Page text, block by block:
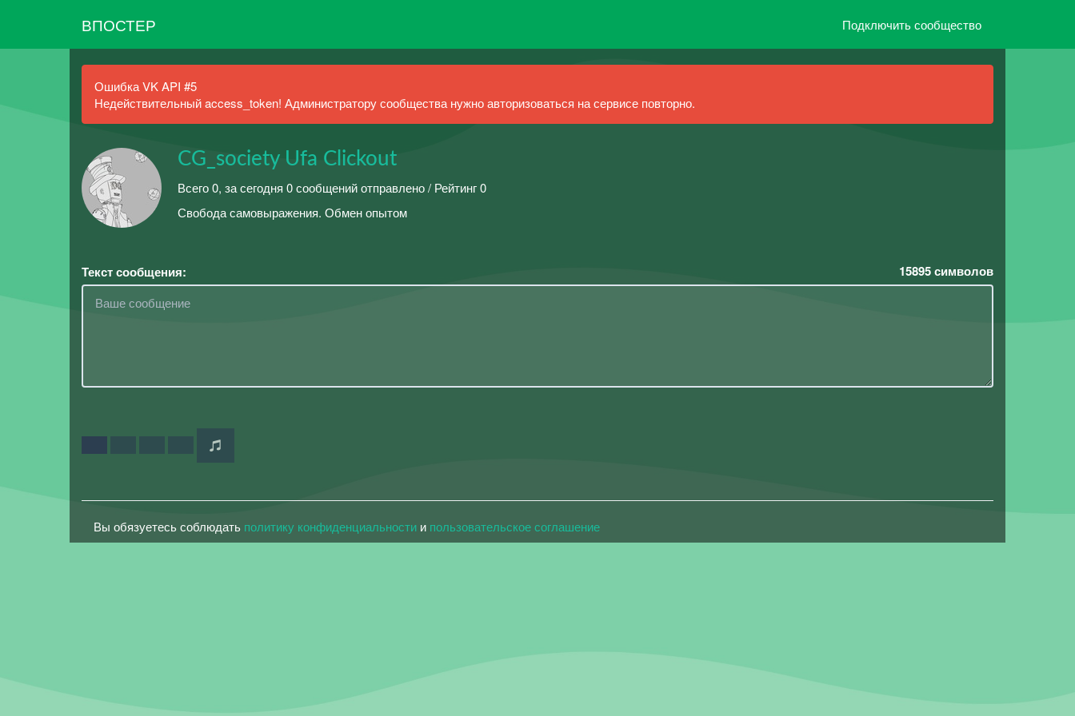
ВПОСТЕР Подключить сообщество
Ошибка VK API #5
Недействительный access_token! Администратору сообщества нужно авторизоваться на сервисе повторно.
CG_society Ufa Clickout
Всего 0, за сегодня 0 сообщений отправлено / Рейтинг 0
Свобода самовыражения. Обмен опытом
Текст сообщения: 15895символов
Вы обязуетесь соблюдать политику конфиденциальности и пользовательское соглашение